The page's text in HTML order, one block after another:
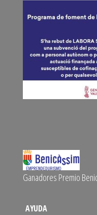
Ganadores Premio
AYUDA